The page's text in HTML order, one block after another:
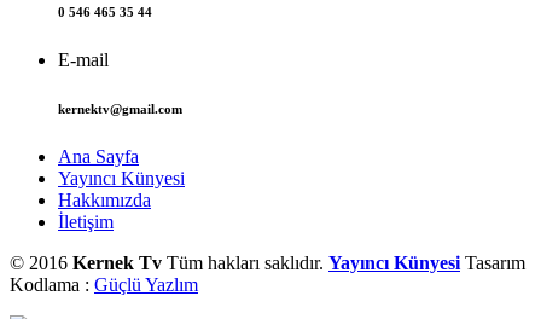
0 546 465 35 44
E-mail
kernektv@gmail.com
Ana Sayfa
Yayıncı Künyesi
Hakkımızda
İletişim
© 2016 Kernek Tv Tüm hakları saklıdır. Yayıncı Künyesi Tasarım
Kodlama : Güçlü Yazlım